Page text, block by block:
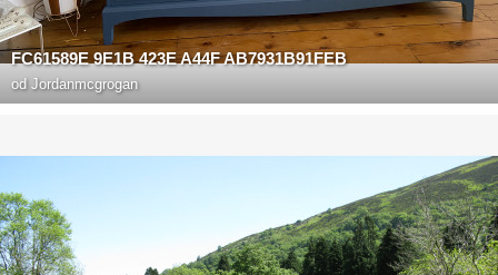
FC61589E 9E1B 423E A44F AB7931B91FEB
odJordanmcgrogan